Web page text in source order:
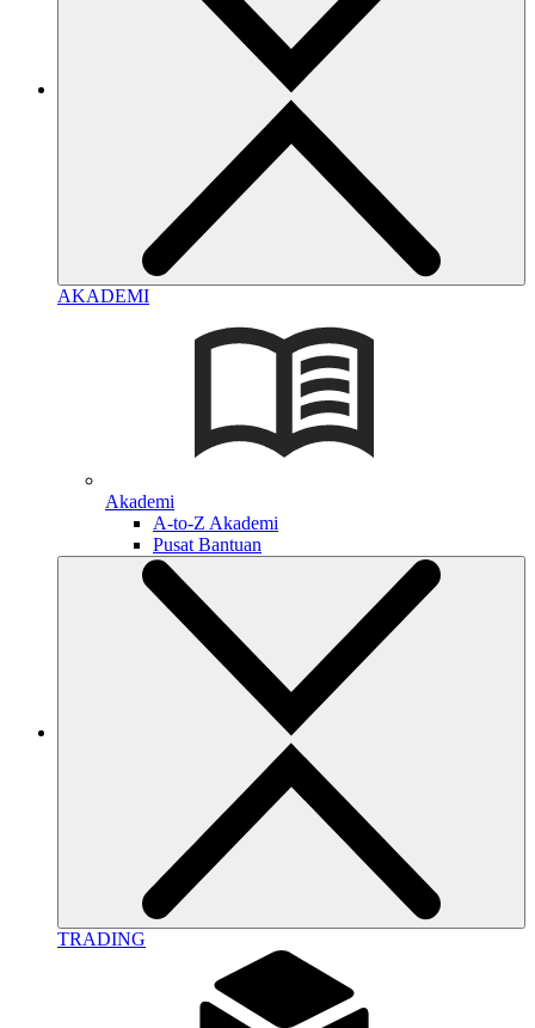
AKADEMI
Akademi
A-to-Z Akademi
Pusat Bantuan
TRADING